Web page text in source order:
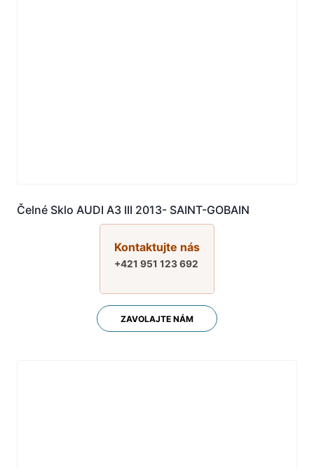
Čelné Sklo AUDI A3 III 2013- SAINT-GOBAIN
Kontaktujte nás
+421 951 123 692
ZAVOLAJTE NÁM